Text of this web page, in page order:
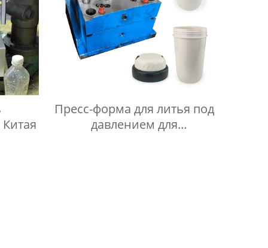
Пресс-форма для литья под
давлением для